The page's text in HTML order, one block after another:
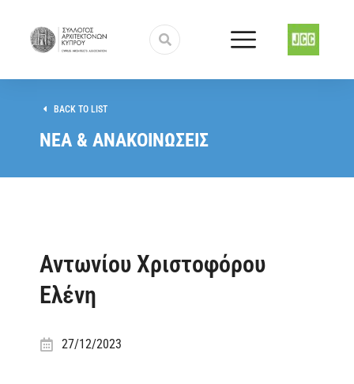
BACK TO LIST
ΝΕΑ & ΑΝΑΚΟΙΝΩΣΕΙΣ
Αντωνίου Χριστοφόρου
Ελένη
27/12/2023